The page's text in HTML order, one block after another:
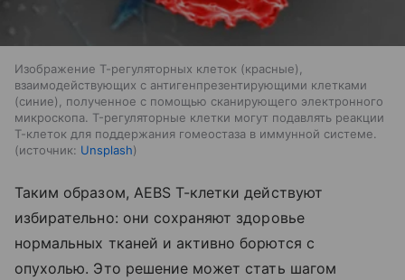
Изображение Т-регуляторных клеток (красные),
взаимодействующих с антигенпрезентирующими клетками
(синие), полученное с помощью сканирующего электронного
микроскопа. T-регуляторные клетки могут подавлять реакции
Т-клеток для поддержания гомеостаза в иммунной системе.
источник: Unsplash
Таким образом, AEBS T-клетки действуют
избирательно: они сохраняют здоровье
нормальных тканей и активно борются с
опухолью. Это решение может стать шагом